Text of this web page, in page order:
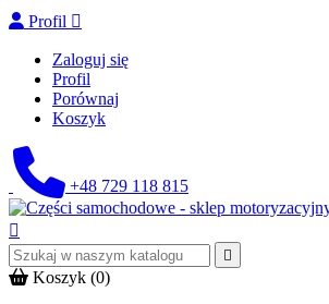
Profil 
Zaloguj się
Profil
Porównaj
Koszyk
+48 729 118 815


Koszyk (0)